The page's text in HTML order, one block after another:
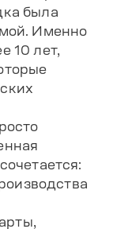
была
Именно
10 лет,